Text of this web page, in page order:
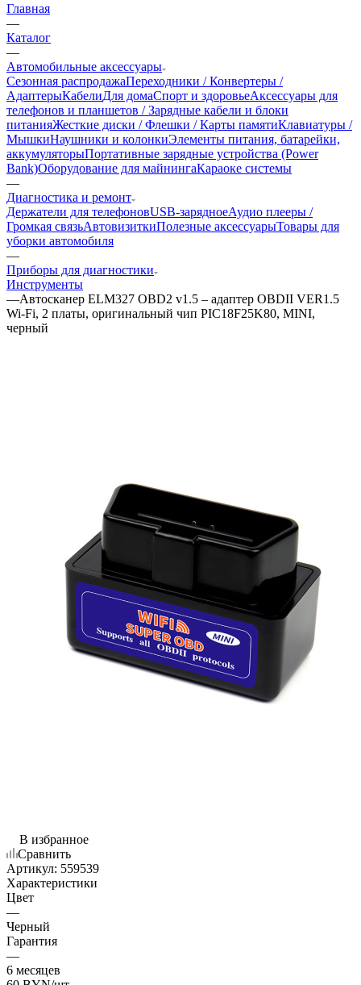
Главная
—
Каталог
—
Автомобильные аксессуары
Сезонная распродажаПереходники / Конвертеры /
АдаптерыКабелиДля домаСпорт и здоровьеАксессуары для
телефонов и планшетов / Зарядные кабели и блоки
питанияЖесткие диски / Флешки / Карты памятиКлавиатуры /
МышкиНаушники и колонкиЭлементы питания, батарейки,
аккумуляторыПортативные зарядные устройства (Power
Bank)Оборудование для майнингаКараоке системы
—
Диагностика и ремонт
Держатели для телефоновUSB-зарядноеАудио плееры /
Громкая связьАвтовизиткиПолезные аксессуарыТовары для
уборки автомобиля
—
Приборы для диагностики
Инструменты
—Автосканер ELM327 OBD2 v1.5 – адаптер OBDII VER1.5
Wi-Fi, 2 платы, оригинальный чип PIC18F25K80, MINI,
черный
В избранное
Сравнить
Артикул: 559539
Характеристики
Цвет
—
Черный
Гарантия
—
6 месяцев